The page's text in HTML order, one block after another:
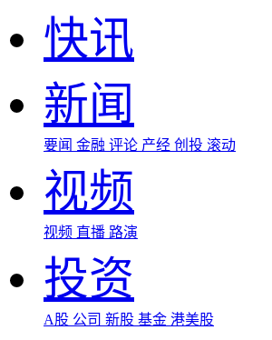
快讯
新闻
要闻 金融 评论 产经 创投 滚动
视频
视频 直播 路演
投资
A股 公司 新股 基金 港美股